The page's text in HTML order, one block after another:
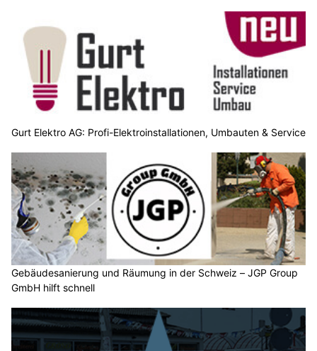
Gurt Elektro AG: Profi-Elektroinstallationen, Umbauten & Service
Gebäudesanierung und Räumung in der Schweiz – JGP Group
GmbH hilft schnell